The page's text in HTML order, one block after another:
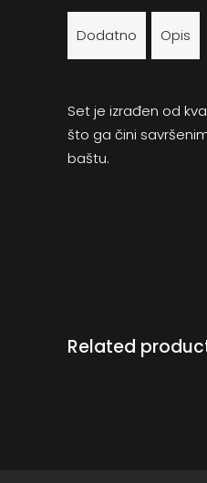
Dodatno Opis
Set je izrađen od
što ga čini
baštu.
Related